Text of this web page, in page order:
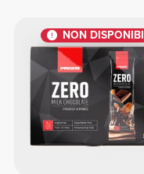
NON